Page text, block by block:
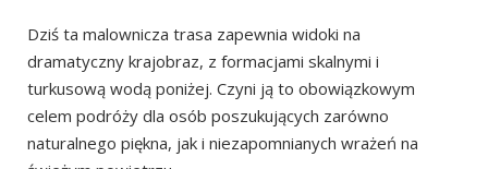
Dziś ta malownicza trasa zapewnia widoki na
dramatyczny krajobraz, z formacjami skalnymi i
turkusową wodą poniżej. Czyni ją to obowiązkowym
celem podróży dla osób poszukujących zarówno
naturalnego piękna, jak i niezapomnianych wrażeń na